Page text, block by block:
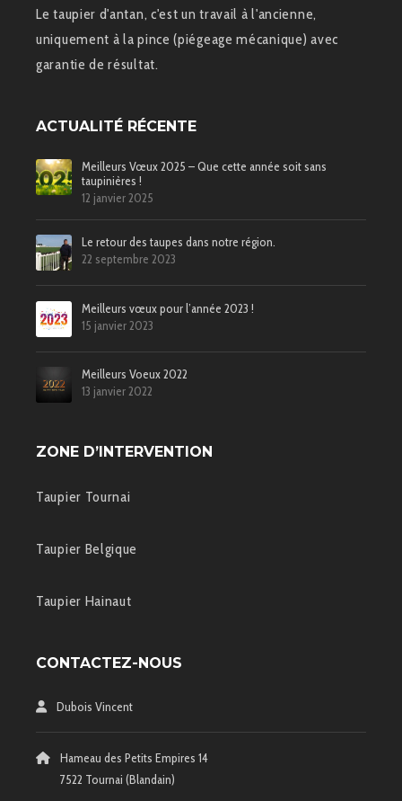
Le taupier d'antan, c'est un travail à l'ancienne,
uniquement à la pince (piégeage mécanique) avec
garantie de résultat.
ACTUALITÉ RÉCENTE
Meilleurs Vœux 2025 – Que cette année soit sans
taupinières !
12 janvier 2025
Le retour des taupes dans notre région.
22 septembre 2023
Meilleurs vœux pour l’année 2023 !
15 janvier 2023
Meilleurs Voeux 2022
13 janvier 2022
ZONE D’INTERVENTION
Taupier Tournai
Taupier Belgique
Taupier Hainaut
CONTACTEZ-NOUS
Dubois Vincent
Hameau des Petits Empires 14
7522 Tournai (Blandain)